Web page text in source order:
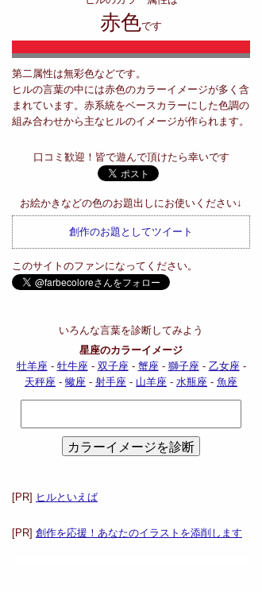
赤色です
第二属性は無彩色などです。
ヒルの言葉の中には赤色のカラーイメージが多く含
まれています。赤系統をベースカラーにした色調の
組み合わせから主なヒルのイメージが作られます。
口コミ歓迎！皆で遊んで頂けたら幸いです
お絵かきなどの色のお題出しにお使いください↓
創作のお題としてツイート
このサイトのファンになってください。
いろんな言葉を診断してみよう
星座のカラーイメージ
牡羊座- 牡牛座- 双子座- 蟹座- 獅子座- 乙女座-
天秤座 - 蠍座 - 射手座 - 山羊座 - 水瓶座 - 魚座
[PR] ヒルといえば
[PR] 創作を応援！あなたのイラストを添削します